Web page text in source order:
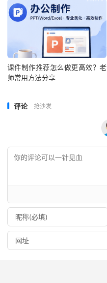
课件制作推荐怎么做更高效？老
师常用方法分享
评论 抢沙发